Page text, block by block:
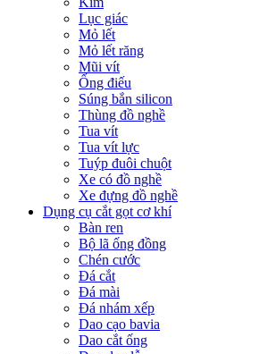
Lục giác
Mỏ lết
Mỏ lết răng
Mũi vít
Ống điếu
Súng bắn silicon
Thùng đồ nghề
Tua vít
Tua vít lực
Tuýp đuôi chuột
Xe có đồ nghề
Xe đựng đồ nghề
Dụng cụ cắt gọt cơ khí
Bàn ren
Bộ lã ống đồng
Chén cước
Đá cắt
Đá mài
Đá nhám xếp
Dao cạo bavia
Dao cắt ống